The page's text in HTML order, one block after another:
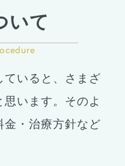
いて
ていると、さまざ
思います。そのよ
金・治療方針など